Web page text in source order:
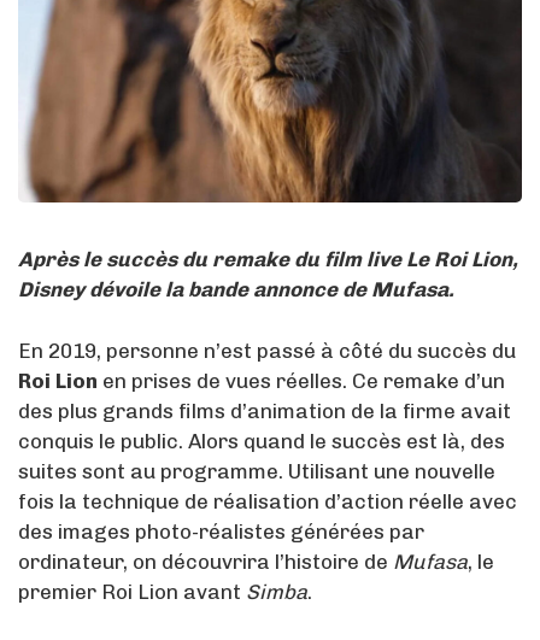
Après le succès du remake du film live Le Roi Lion,
Disney dévoile la bande annonce de Mufasa.
En 2019, personne n’est passé à côté du succès du
Roi Lion en prises de vues réelles. Ce remake d’un
des plus grands films d’animation de la firme avait
conquis le public. Alors quand le succès est là, des
suites sont au programme. Utilisant une nouvelle
fois la technique de réalisation d’action réelle avec
des images photo-réalistes générées par
ordinateur, on découvrira l’histoire de Mufasa, le
premier Roi Lion avant Simba.